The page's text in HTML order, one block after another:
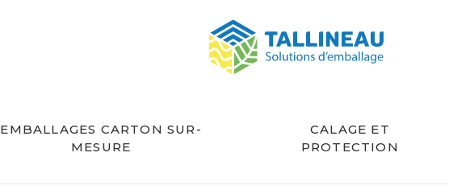
EMBALLAGES CARTON SUR-
MESURE
CALAGE ET
PROTECTION